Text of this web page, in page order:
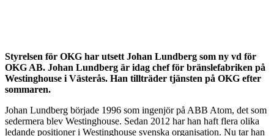
Styrelsen för OKG har utsett Johan Lundberg som ny vd för
OKG AB. Johan Lundberg är idag chef för bränslefabriken på
Westinghouse i Västerås. Han tillträder tjänsten på OKG efter
sommaren.
Johan Lundberg började 1996 som ingenjör på ABB Atom, det som
sedermera blev Westinghouse. Sedan 2012 har han haft flera olika
ledande positioner i Westinghouse svenska organisation. Nu tar han